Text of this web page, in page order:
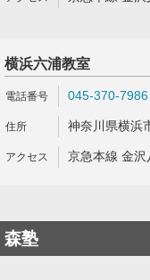
横浜六浦教室
045-370-7986
神奈川県横浜
京急本線 金
森塾